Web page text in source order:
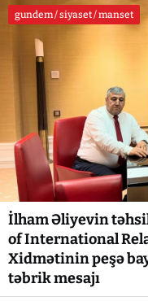
gundem / siyaset / manset
İlham Əliyevin
of International
Xidmətinin peşə
təbrik mesajı